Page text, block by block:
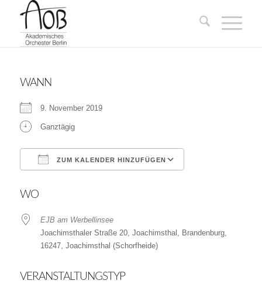
WANN
9. November 2019
Ganztägig
ZUM KALENDER HINZUFÜGEN
WO
EJB am Werbellinsee
Joachimsthaler Straße 20, Joachimsthal, Brandenburg,
16247, Joachimsthal (Schorfheide)
VERANSTALTUNGSTYP